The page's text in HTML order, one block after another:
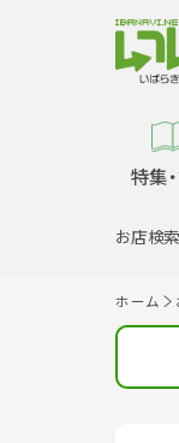
特集
お店検索
ホーム